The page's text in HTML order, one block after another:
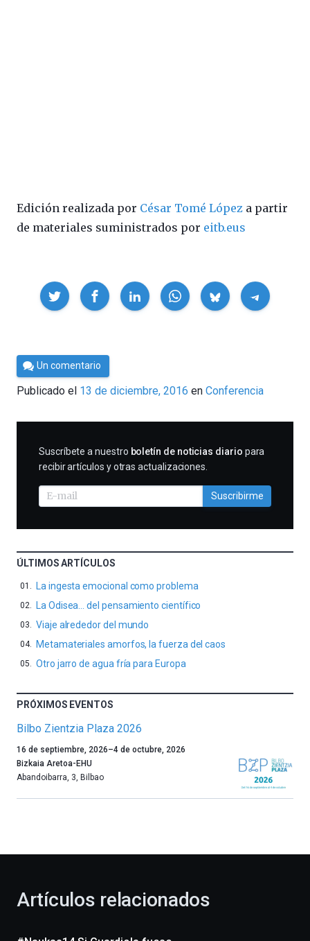
Edición realizada por César Tomé López a partir
de materiales suministrados por eitb.eus
Compartir
Por
César
Tomé
Un comentario
Publicado el 13 de diciembre, 2016 en Conferencia
SUSCRIBIRME
Suscríbete a nuestro boletín de noticias diario para
recibir artículos y otras actualizaciones.
Suscribirme
ÚLTIMOS ARTÍCULOS
La ingesta emocional como problema
La Odisea… del pensamiento científico
Viaje alrededor del mundo
Metamateriales amorfos, la fuerza del caos
Otro jarro de agua fría para Europa
PRÓXIMOS EVENTOS
Bilbo Zientzia Plaza 2026
Un
año
más,
celebración
16 de septiembre, 2026–4 de octubre, 2026
Bizkaia Aretoa-EHU
Abandoibarra, 3, Bilbao
Artículos relacionados